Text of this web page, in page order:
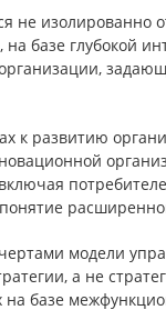
не изолированно
на базе глубокой
к развитию
модели
а не
базе